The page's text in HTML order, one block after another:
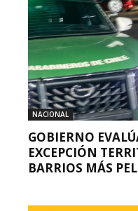
NACIONAL
GOBIERNO
EXCEPCIÓN
BARRIOS MÁS